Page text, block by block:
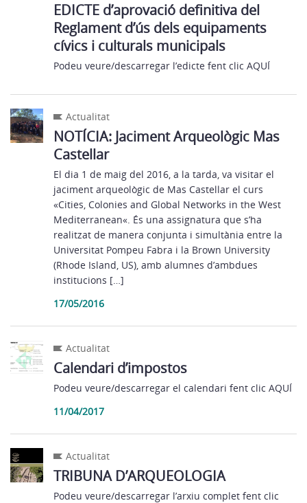
EDICTE d’aprovació definitiva del
Reglament d’ús dels equipaments
cívics i culturals municipals
Podeu veure/descarregar l’edicte fent clic AQUÍ
Actualitat
NOTÍCIA: Jaciment Arqueològic Mas
Castellar
El dia 1 de maig del 2016, a la tarda, va visitar el
jaciment arqueològic de Mas Castellar el curs
«Cities, Colonies and Global Networks in the West
Mediterranean«. És una assignatura que s’ha
realitzat de manera conjunta i simultània entre la
Universitat Pompeu Fabra i la Brown University
(Rhode Island, US), amb alumnes d’ambdues
institucions […]
17/05/2016
Actualitat
Calendari d’impostos
Podeu veure/descarregar el calendari fent clic AQUÍ
11/04/2017
Actualitat
TRIBUNA D’ARQUEOLOGIA
Podeu veure/descarregar l’arxiu complet fent clic